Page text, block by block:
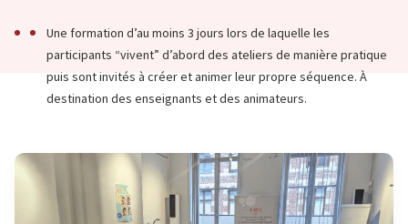
Une formation d’au moins 3 jours lors de laquelle les
participants “vivent” d’abord des ateliers de manière pratique
puis sont invités à créer et animer leur propre séquence. À
destination des enseignants et des animateurs.